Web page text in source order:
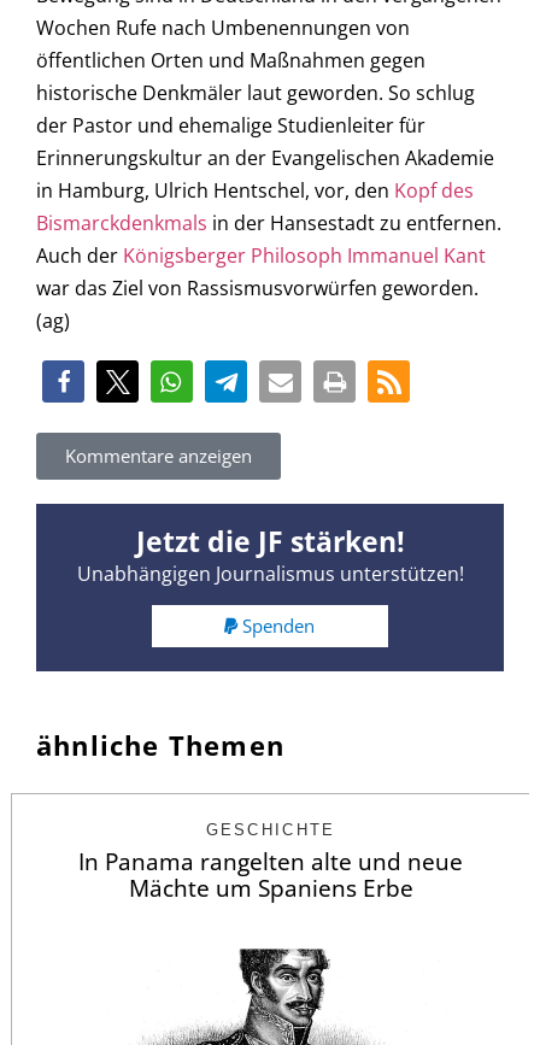
Wochen Rufe nach Umbenennungen von
öffentlichen Orten und Maßnahmen gegen
historische Denkmäler laut geworden. So schlug
der Pastor und ehemalige Studienleiter für
Erinnerungskultur an der Evangelischen Akademie
in Hamburg, Ulrich Hentschel, vor, den Kopf des
Bismarckdenkmals in der Hansestadt zu entfernen.
Auch der Königsberger Philosoph Immanuel Kant
war das Ziel von Rassismusvorwürfen geworden.
(ag)
Kommentare anzeigen
Jetzt die JF stärken!
Unabhängigen Journalismus unterstützen!
Spenden
ähnliche Themen
GESCHICHTE
In Panama rangelten alte und neue
Mächte um Spaniens Erbe